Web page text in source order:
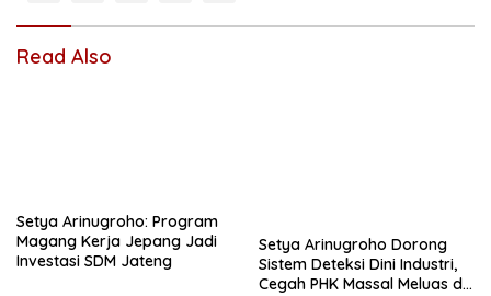
Read Also
Setya Arinugroho: Program
Magang Kerja Jepang Jadi
Investasi SDM Jateng
Setya Arinugroho Dorong
Sistem Deteksi Dini Industri,
Cegah PHK Massal Meluas di